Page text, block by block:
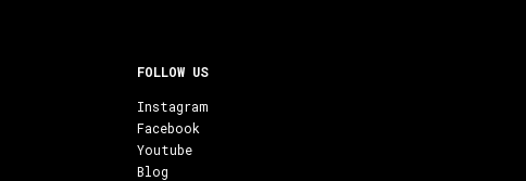
FOLLOW US
Instagram
Facebook
Youtube
Blog